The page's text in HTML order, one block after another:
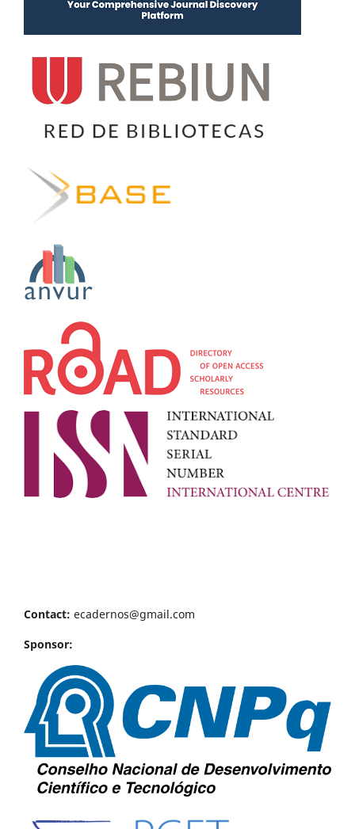
Contact: ecadernos@gmail.com
Sponsor: